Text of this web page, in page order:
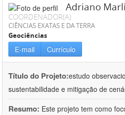
Adriano
COORDENADOR(A)
CIÊNCIAS EXATAS E DA TERRA
Geociências
E-mail Currículo
Título do Projeto:estudo
sustentabilidade e mitigação de
Resumo: Este projeto tem como